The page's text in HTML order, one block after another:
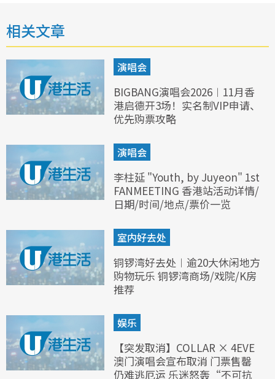
相关文章
演唱会
BIGBANG演唱会2026︱11月香
港启德开3场！实名制VIP申请、
优先购票攻略
演唱会
李柱延 "Youth, by Juyeon" 1st
FANMEETING 香港站活动详情/
日期/时间/地点/票价一览
室内好去处
铜锣湾好去处︱逾20大休闲地方
购物玩乐 铜锣湾商场/戏院/K房
推荐
娱乐
【突发取消】COLLAR × 4EVE
澳门演唱会宣布取消 门票售罄
仍难逃厄运 乐迷怒轰“不可抗